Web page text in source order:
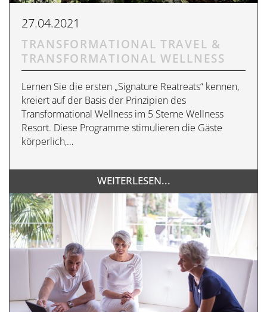
27.04.2021
TRANSFORMATIONAL TRAVEL &
TRANSFORMATIONAL WELLNESS
Lernen Sie die ersten „Signature Reatreats“ kennen,
kreiert auf der Basis der Prinzipien des
Transformational Wellness im 5 Sterne Wellness
Resort. Diese Programme stimulieren die Gäste
körperlich,…
WEITERLESEN...